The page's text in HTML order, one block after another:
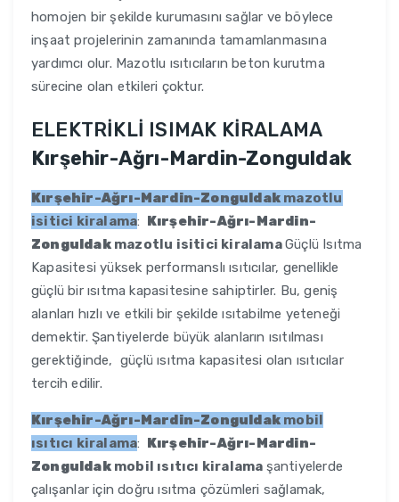
homojen bir şekilde kurumasını sağlar ve böylece
inşaat projelerinin zamanında tamamlanmasına
yardımcı olur. Mazotlu ısıtıcıların beton kurutma
sürecine olan etkileri çoktur.
ELEKTRİKLİ ISIMAK KİRALAMA
Kırşehir-Ağrı-Mardin-Zonguldak
Kırşehir-Ağrı-Mardin-Zonguldak mazotlu
isitici kiralama: Kırşehir-Ağrı-Mardin-
Zonguldakmazotlu isitici kiralamaGüçlü Isıtma
Kapasitesi yüksek performanslı ısıtıcılar, genellikle
güçlü bir ısıtma kapasitesine sahiptirler. Bu, geniş
alanları hızlı ve etkili bir şekilde ısıtabilme yeteneği
demektir. Şantiyelerde büyük alanların ısıtılması
gerektiğinde, güçlü ısıtma kapasitesi olan ısıtıcılar
tercih edilir.
Kırşehir-Ağrı-Mardin-Zonguldak mobil
ısıtıcı kiralama: Kırşehir-Ağrı-Mardin-
Zonguldakmobil ısıtıcı kiralama şantiyelerde
çalışanlar için doğru ısıtma çözümleri sağlamak,